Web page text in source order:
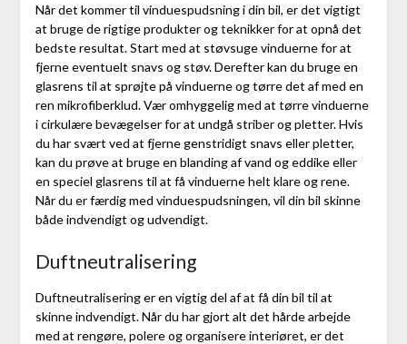
Når det kommer til vinduespudsning i din bil, er det vigtigt
at bruge de rigtige produkter og teknikker for at opnå det
bedste resultat. Start med at støvsuge vinduerne for at
fjerne eventuelt snavs og støv. Derefter kan du bruge en
glasrens til at sprøjte på vinduerne og tørre det af med en
ren mikrofiberklud. Vær omhyggelig med at tørre vinduerne
i cirkulære bevægelser for at undgå striber og pletter. Hvis
du har svært ved at fjerne genstridigt snavs eller pletter,
kan du prøve at bruge en blanding af vand og eddike eller
en speciel glasrens til at få vinduerne helt klare og rene.
Når du er færdig med vinduespudsningen, vil din bil skinne
både indvendigt og udvendigt.
Duftneutralisering
Duftneutralisering er en vigtig del af at få din bil til at
skinne indvendigt. Når du har gjort alt det hårde arbejde
med at rengøre, polere og organisere interiøret, er det